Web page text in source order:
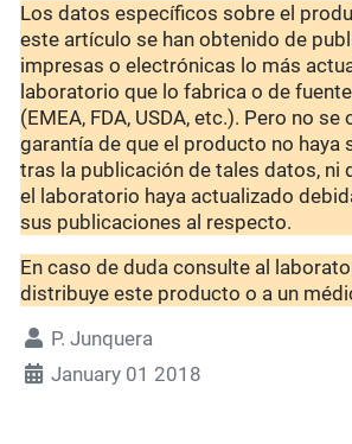
Los datos específicos sobre el
este artículo se han obtenido de
impresas o electrónicas lo más
laboratorio que lo fabrica o de
(EMEA, FDA, USDA, etc.). Pero no
garantía de que el producto no haya
tras la publicación de tales datos, ni
el laboratorio haya actualizado
sus publicaciones al respecto.
En caso de duda consulte al
distribuye este producto o a un
P. Junquera
January 01 2018